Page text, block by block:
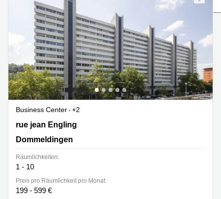
Bertrange
Сoworking
Esch-sur-
Alzette
Сoworking
Sandweiler
Bureaux
Esch-
sur-
Alzette
Bureaux
Luxembourg
Centres
d’affaires
Bertrange
Business Center
+2
2 rue jean Engling, Dommeldingen
rue jean Engling
Dommeldingen
Räumlichkeiten:
1 - 10
Preis pro Räumlichkeit pro Monat:
199 - 599 €